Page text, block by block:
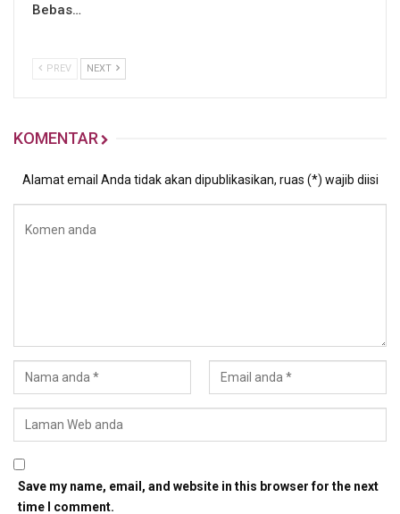
Bebas…
PREV NEXT
KOMENTAR
Alamat email Anda tidak akan dipublikasikan, ruas (*) wajib diisi
Save my name, email, and website in this browser for the next
time I comment.